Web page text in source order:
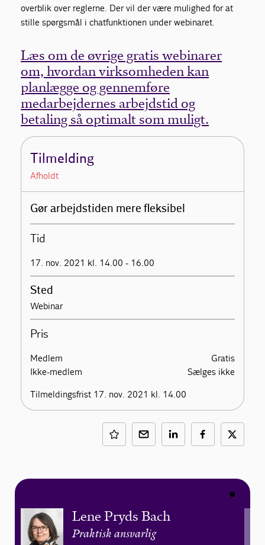
overblik over reglerne. Der vil der være mulighed for at
stille spørgsmål i chatfunktionen under webinaret.
Læs om de øvrige gratis webinarer
om, hvordan virksomheden kan
planlægge og gennemføre
medarbejdernes arbejdstid og
betaling så optimalt som muligt.
Tilmelding
Afholdt
Gør arbejdstiden mere fleksibel
Tid
17. nov. 2021 kl. 14.00 - 16.00
Sted
Webinar
Pris
Medlem
Gratis
Ikke-medlem
Sælges ikke
Tilmeldingsfrist 17. nov. 2021 kl. 14.00
Lene Pryds Bach
Praktisk ansvarlig